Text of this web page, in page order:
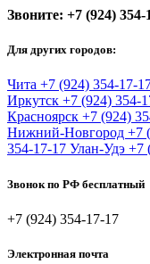
Звоните: +7 (924) 354-
Для других городов:
Чита +7 (924) 354-17-
Иркутск +7 (924) 354-
Красноярск +7 (924)
Нижний-Новгород +7
354-17-17 Улан-Удэ +7
Звонок по РФ бесплатный
+7 (924) 354-17-17
Электронная почта